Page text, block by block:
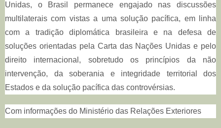
Unidas, o Brasil permanece engajado nas discussões
multilaterais com vistas a uma solução pacífica, em linha
com a tradição diplomática brasileira e na defesa de
soluções orientadas pela Carta das Nações Unidas e pelo
direito internacional, sobretudo os princípios da não
intervenção, da soberania e integridade territorial dos
Estados e da solução pacífica das controvérsias.
Com informações do Ministério das Relações Exteriores